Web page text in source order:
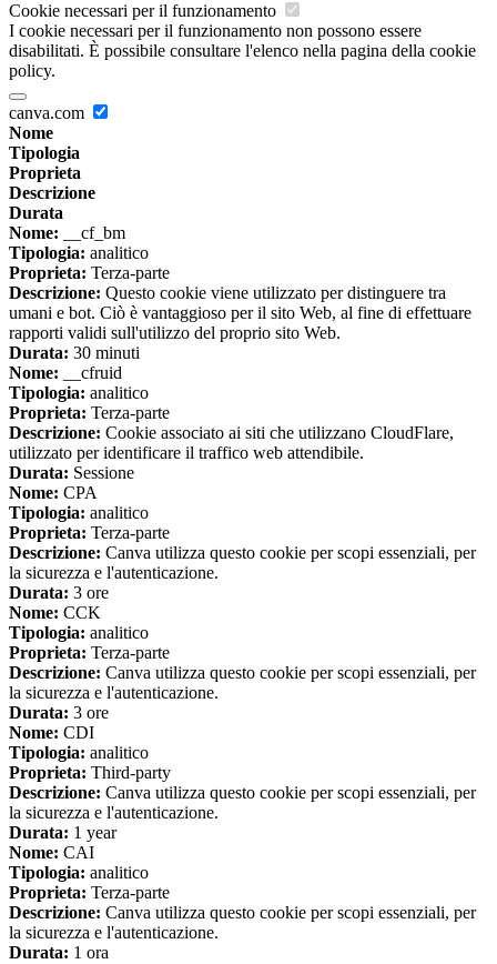
Cookie necessari per il funzionamento
I cookie necessari per il funzionamento non possono essere
disabilitati. È possibile consultare l'elenco nella pagina della cookie
policy.
canva.com
Nome
Tipologia
Proprieta
Descrizione
Durata
Nome: __cf_bm
Tipologia: analitico
Proprieta: Terza-parte
Descrizione: Questo cookie viene utilizzato per distinguere tra
umani e bot. Ciò è vantaggioso per il sito Web, al fine di effettuare
rapporti validi sull'utilizzo del proprio sito Web.
Durata: 30 minuti
Nome: __cfruid
Tipologia: analitico
Proprieta: Terza-parte
Descrizione: Cookie associato ai siti che utilizzano CloudFlare,
utilizzato per identificare il traffico web attendibile.
Durata: Sessione
Nome: CPA
Tipologia: analitico
Proprieta: Terza-parte
Descrizione: Canva utilizza questo cookie per scopi essenziali, per
la sicurezza e l'autenticazione.
Durata: 3 ore
Nome: CCK
Tipologia: analitico
Proprieta: Terza-parte
Descrizione: Canva utilizza questo cookie per scopi essenziali, per
la sicurezza e l'autenticazione.
Durata: 3 ore
Nome: CDI
Tipologia: analitico
Proprieta: Third-party
Descrizione: Canva utilizza questo cookie per scopi essenziali, per
la sicurezza e l'autenticazione.
Durata: 1 year
Nome: CAI
Tipologia: analitico
Proprieta: Terza-parte
Descrizione: Canva utilizza questo cookie per scopi essenziali, per
la sicurezza e l'autenticazione.
Durata: 1 ora